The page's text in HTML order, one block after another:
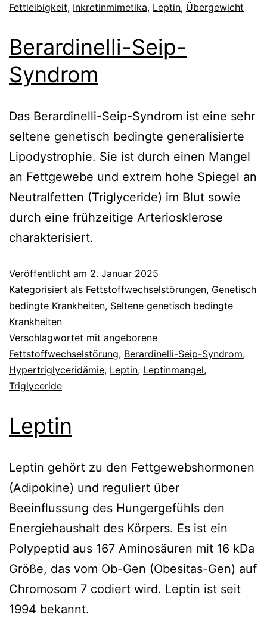
Fettleibigkeit, Inkretinmimetika, Leptin, Übergewicht
Berardinelli-Seip-
Syndrom
Das Berardinelli-Seip-Syndrom ist eine sehr
seltene genetisch bedingte generalisierte
Lipodystrophie. Sie ist durch einen Mangel
an Fettgewebe und extrem hohe Spiegel an
Neutralfetten (Triglyceride) im Blut sowie
durch eine frühzeitige Arteriosklerose
charakterisiert.
Veröffentlicht am 2. Januar 2025
Kategorisiert als Fettstoffwechselstörungen, Genetisch
bedingte Krankheiten, Seltene genetisch bedingte
Krankheiten
Verschlagwortet mit angeborene
Fettstoffwechselstörung, Berardinelli-Seip-Syndrom,
Hypertriglyceridämie, Leptin, Leptinmangel,
Triglyceride
Leptin
Leptin gehört zu den Fettgewebshormonen
(Adipokine) und reguliert über
Beeinflussung des Hungergefühls den
Energiehaushalt des Körpers. Es ist ein
Polypeptid aus 167 Aminosäuren mit 16 kDa
Größe, das vom Ob-Gen (Obesitas-Gen) auf
Chromosom 7 codiert wird. Leptin ist seit
1994 bekannt.